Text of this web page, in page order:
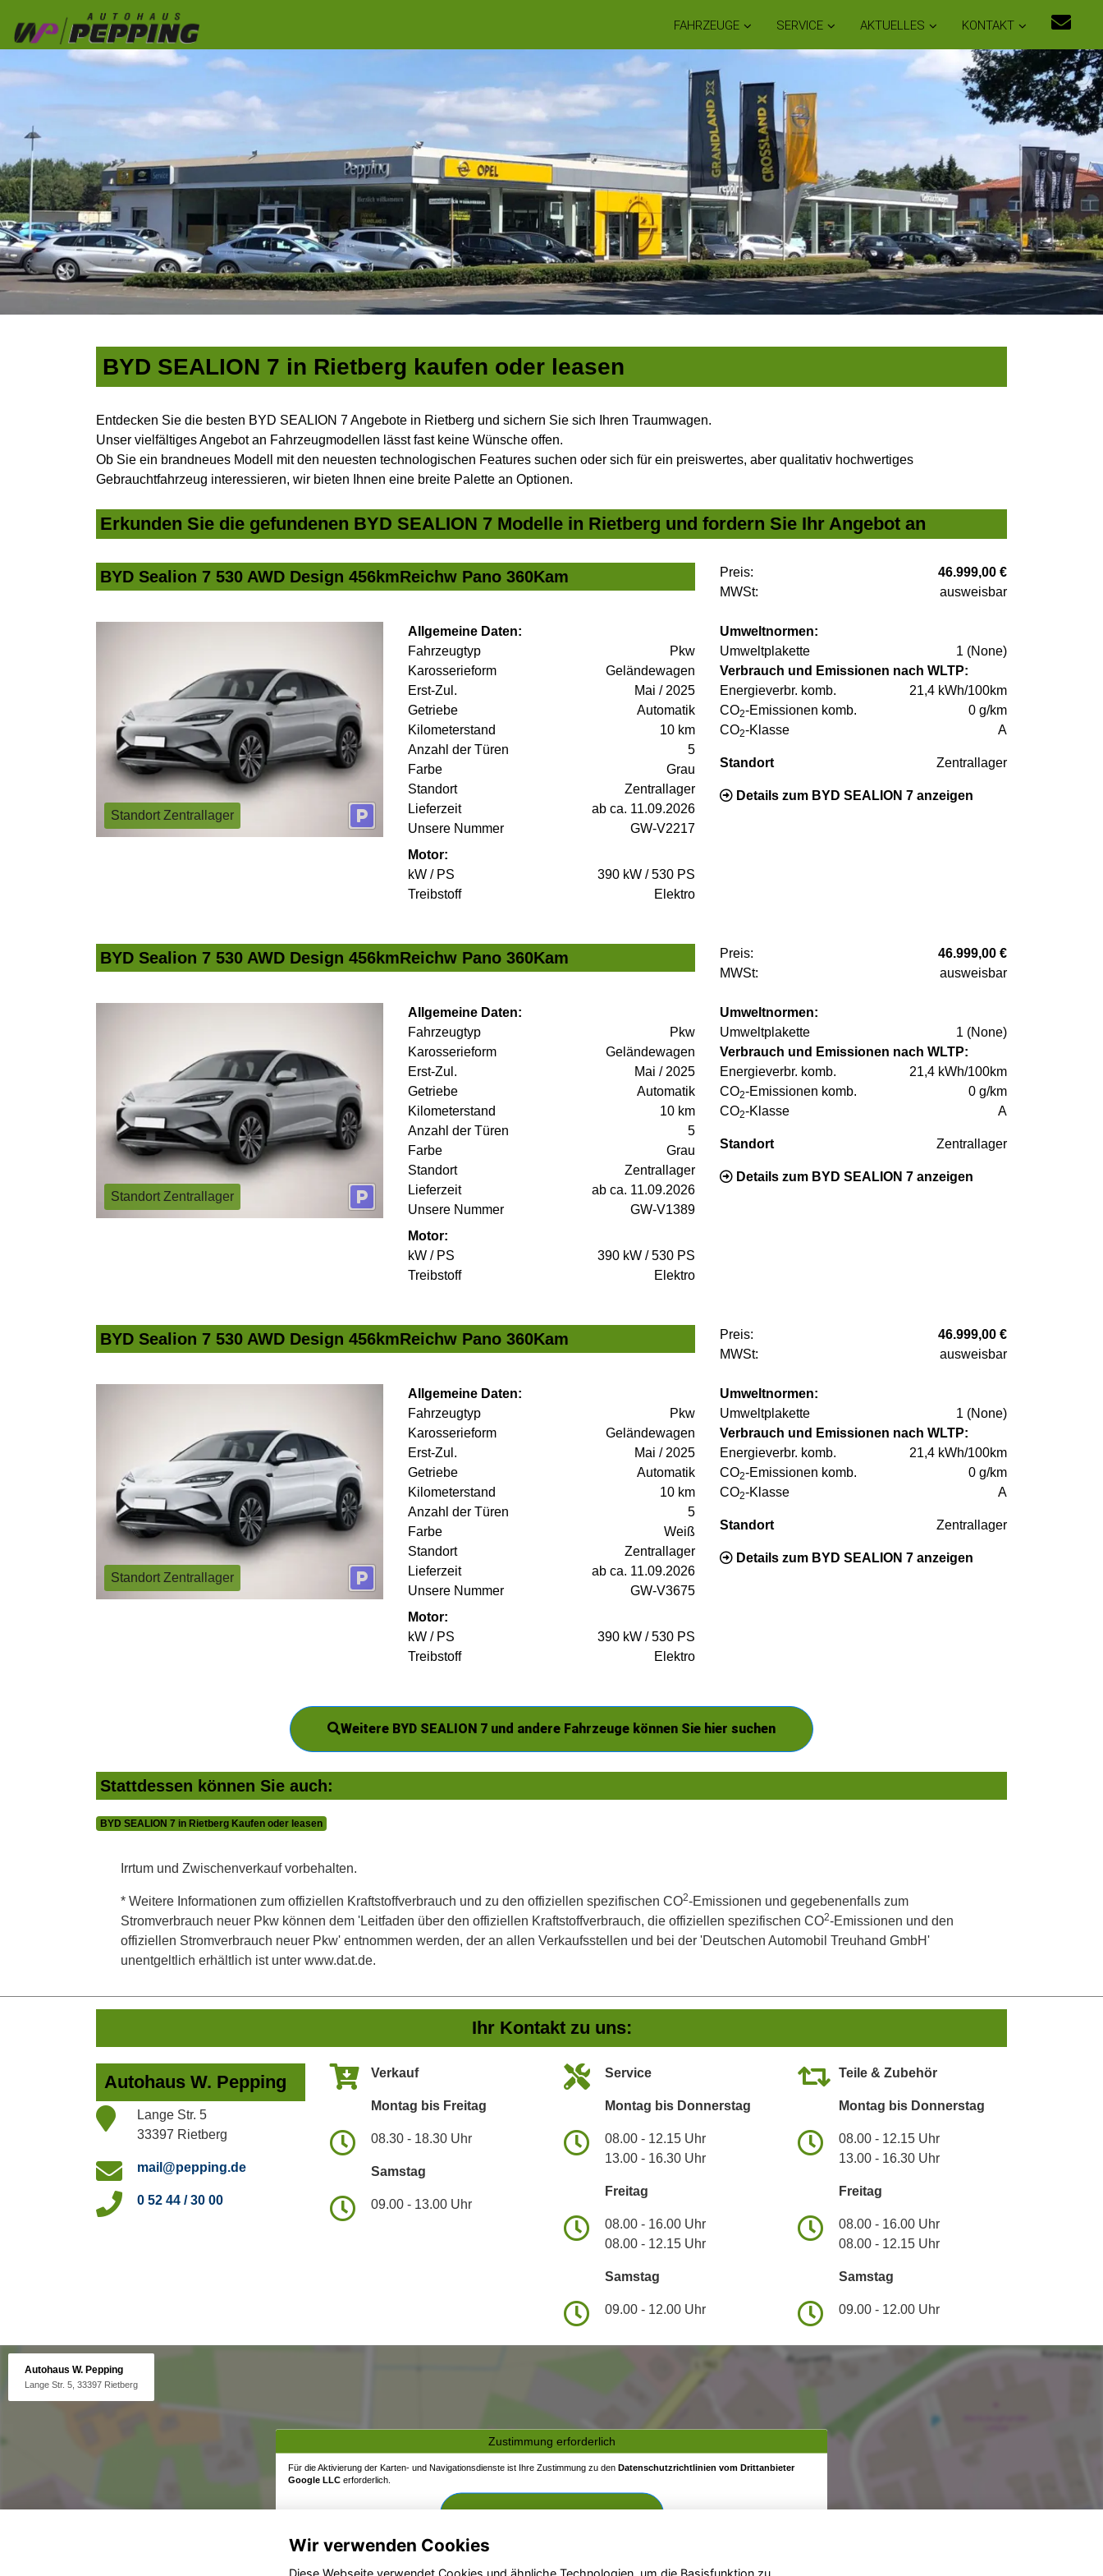
FAHRZEUGE SERVICE AKTUELLES KONTAKT
BYD SEALION 7 in Rietberg kaufen oder leasen
Entdecken Sie die besten BYD SEALION 7 Angebote in Rietberg und sichern Sie sich Ihren Traumwagen.
Unser vielfältiges Angebot an Fahrzeugmodellen lässt fast keine Wünsche offen.
Ob Sie ein brandneues Modell mit den neuesten technologischen Features suchen oder sich für ein preiswertes, aber qualitativ hochwertiges
Gebrauchtfahrzeug interessieren, wir bieten Ihnen eine breite Palette an Optionen.
Erkunden Sie die gefundenen BYD SEALION 7 Modelle in Rietberg und fordern Sie Ihr Angebot an
BYD Sealion 7 530 AWD Design 456kmReichw Pano 360Kam Preis:
46.999,00 €
MWSt:
ausweisbar
Standort Zentrallager
Allgemeine Daten:
Fahrzeugtyp
Pkw
Karosserieform
Geländewagen
Erst-Zul.
Mai / 2025
Getriebe
Automatik
Kilometerstand
10 km
Anzahl der Türen
5
Farbe
Grau
Standort
Zentrallager
Lieferzeit
ab ca. 11.09.2026
Unsere Nummer
GW-V2217
Motor:
kW / PS
390 kW / 530 PS
Treibstoff
Elektro
Umweltnormen:
Umweltplakette
1 (None)
Verbrauch und Emissionen nach WLTP:
Energieverbr. komb.
21,4 kWh/100km
CO2-Emissionen komb.
0 g/km
CO2-Klasse A
Standort Zentrallager
Details zum BYD SEALION 7 anzeigen
BYD Sealion 7 530 AWD Design 456kmReichw Pano 360Kam Preis:
46.999,00 €
MWSt:
ausweisbar
Standort Zentrallager
Allgemeine Daten:
Fahrzeugtyp
Pkw
Karosserieform
Geländewagen
Erst-Zul.
Mai / 2025
Getriebe
Automatik
Kilometerstand
10 km
Anzahl der Türen
5
Farbe
Grau
Standort
Zentrallager
Lieferzeit
ab ca. 11.09.2026
Unsere Nummer
GW-V1389
Motor:
kW / PS
390 kW / 530 PS
Treibstoff
Elektro
Umweltnormen:
Umweltplakette
1 (None)
Verbrauch und Emissionen nach WLTP:
Energieverbr. komb.
21,4 kWh/100km
CO2-Emissionen komb.
0 g/km
CO2-Klasse A
Standort Zentrallager
Details zum BYD SEALION 7 anzeigen
BYD Sealion 7 530 AWD Design 456kmReichw Pano 360Kam Preis:
46.999,00 €
MWSt:
ausweisbar
Standort Zentrallager
Allgemeine Daten:
Fahrzeugtyp
Pkw
Karosserieform
Geländewagen
Erst-Zul.
Mai / 2025
Getriebe
Automatik
Kilometerstand
10 km
Anzahl der Türen
5
Farbe
Weiß
Standort
Zentrallager
Lieferzeit
ab ca. 11.09.2026
Unsere Nummer
GW-V3675
Motor:
kW / PS
390 kW / 530 PS
Treibstoff
Elektro
Umweltnormen:
Umweltplakette
1 (None)
Verbrauch und Emissionen nach WLTP:
Energieverbr. komb.
21,4 kWh/100km
CO2-Emissionen komb.
0 g/km
CO2-Klasse A
Standort Zentrallager
Details zum BYD SEALION 7 anzeigen
Weitere BYD SEALION 7 und andere Fahrzeuge können Sie hier suchen
Stattdessen können Sie auch:
BYD SEALION 7 in Rietberg Kaufen oder leasen
Irrtum und Zwischenverkauf vorbehalten.
* Weitere Informationen zum offiziellen Kraftstoffverbrauch und zu den offiziellen spezifischen CO2-Emissionen und gegebenenfalls zum
Stromverbrauch neuer Pkw können dem 'Leitfaden über den offiziellen Kraftstoffverbrauch, die offiziellen spezifischen CO2-Emissionen und den
offiziellen Stromverbrauch neuer Pkw' entnommen werden, der an allen Verkaufsstellen und bei der 'Deutschen Automobil Treuhand GmbH'
unentgeltlich erhältlich ist unter www.dat.de.
Ihr Kontakt zu uns:
Autohaus W. Pepping
Lange Str. 5
33397 Rietberg
mail@pepping.de
0 52 44 / 30 00
Verkauf
Montag bis Freitag
08.30 - 18.30 Uhr
Samstag
09.00 - 13.00 Uhr
Service
Montag bis Donnerstag
08.00 - 12.15 Uhr
13.00 - 16.30 Uhr
Freitag
08.00 - 16.00 Uhr
08.00 - 12.15 Uhr
Samstag
09.00 - 12.00 Uhr
Teile & Zubehör
Montag bis Donnerstag
08.00 - 12.15 Uhr
13.00 - 16.30 Uhr
Freitag
08.00 - 16.00 Uhr
08.00 - 12.15 Uhr
Samstag
09.00 - 12.00 Uhr
Autohaus W. Pepping
Lange Str. 5, 33397 Rietberg
Zustimmung erforderlich
Für die Aktivierung der Karten- und Navigationsdienste ist Ihre Zustimmung zu den Datenschutzrichtlinien vom Drittanbieter
Google LLC erforderlich.
Zustimmen und aktivieren
Wir verwenden Cookies